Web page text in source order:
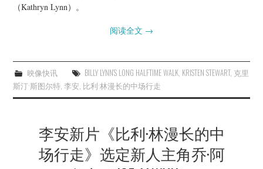
（Kathryn Lynn）。
阅读全文 →
映像快讯 BILLY LYNN’S LONG HALFTIME WALK, KRISTEN STEWART, 克里
斯汀·斯图尔特,李安, 比利·林漫长的中场行走
李安新片《比利·林漫长的中
场行走》选定新人主角乔·阿